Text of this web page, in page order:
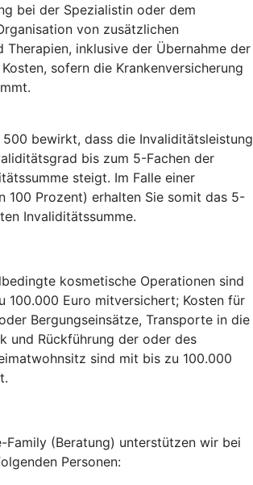
bei der Spezialistin oder dem
von zusätzlichen
Therapien, inklusive der Übernahme der
sofern die Krankenversicherung
500 bewirkt, dass die Invaliditätsleistung
bis zum 5-Fachen der
steigt. Im Falle einer
100 Prozent) erhalten Sie somit das 5-
Invaliditätssumme.
kosmetische Operationen sind
100.000 Euro mitversichert; Kosten für
Bergungseinsätze, Transporte in die
und Rückführung der oder des
sind mit bis zu 100.000
Family (Beratung) unterstützen wir bei
Personen: